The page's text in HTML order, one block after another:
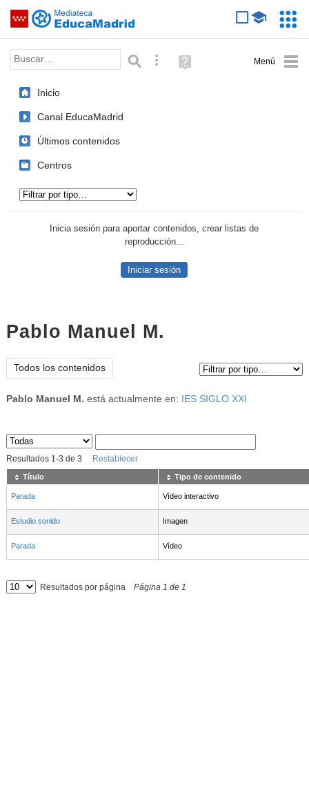
Saltar navegación
Palabra o frase: Búsqueda avanzada
Ayuda
(en
Inicio
Canal EducaMadrid
Últimos contenidos
Centros
Inicia sesión para aportar contenidos, crear listas de
reproducción...
Iniciar sesión
Pablo Manuel M.
Todos los contenidos
Pablo Manuel M. está actualmente en: IES SIGLO XXI
Sus archivos
Resultados 1-3 de 3 Restablecer
Título Tipo de contenido
Parada Vídeo interactivo
Estudio sonido Imagen
Parada Vídeo
Resultados por página Página 1 de 1